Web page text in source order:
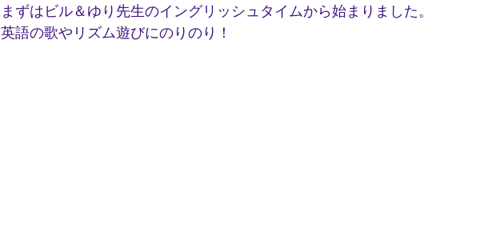
まずはビル＆ゆり先生のイングリッシュタイムから始まりました。
英語の歌やリズム遊びにのりのり！